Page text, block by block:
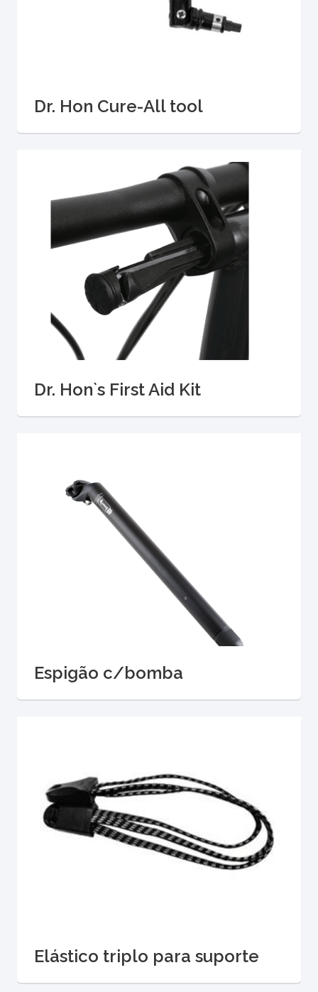
Dr. Hon Cure-All tool
Dr. Hon`s First Aid Kit
Espigão c/bomba
Elástico triplo para suporte